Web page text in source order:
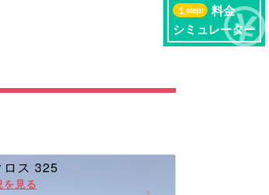
ロス 325
を見る
１step!
料金
シミュレーター